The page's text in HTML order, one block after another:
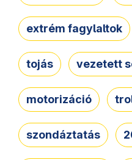
extrém fagylaltok
tojás vezetett
motorizáció
szondáztatás